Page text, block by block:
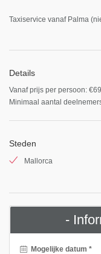
Taxiservice vanaf Palma
Details
Vanaf prijs per persoon:
Minimaal aantal
Steden
Mallorca
-
Mogelijke datum *